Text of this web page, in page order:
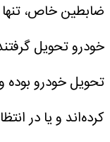
خودرو تحویل
تحویل خودرو بوده
کرده‌اند و یا در